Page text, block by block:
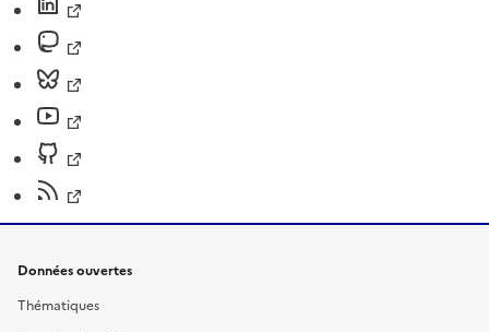
Données ouvertes
Thématiques